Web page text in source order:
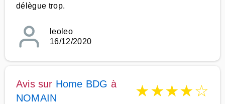
délègue trop.
leoleo
16/12/2020
Avis sur Home BDG à
NOMAIN
★★★★☆